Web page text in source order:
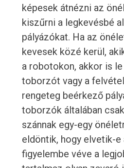
képesek átnézni az
kiszűrni a legkevésbé
pályázókat. Ha az
kevesek közé kerül,
a robotokon, akkor is
toborzót vagy a
rengeteg beérkező
toborzók általában
szánnak egy-egy
eldöntik, hogy elvetik-e
figyelembe véve a